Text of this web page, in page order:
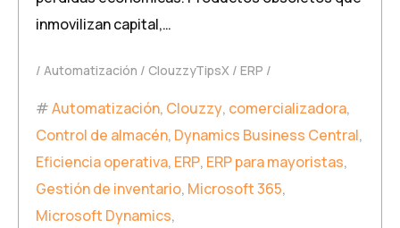
inmovilizan capital,…
Automatización ClouzzyTipsX ERP
Automatización, Clouzzy, comercializadora,
Control de almacén, Dynamics Business Central,
Eficiencia operativa, ERP, ERP para mayoristas,
Gestión de inventario, Microsoft 365,
Microsoft Dynamics,